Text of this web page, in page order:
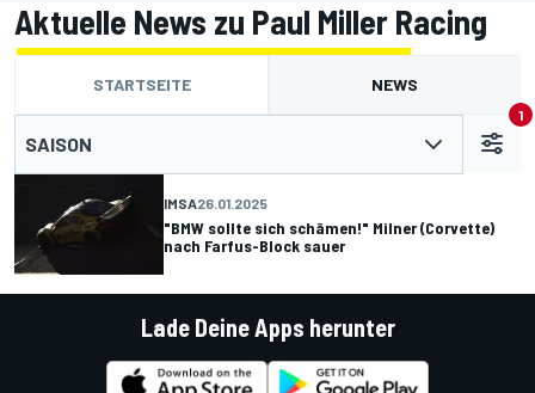
Aktuelle News zu Paul Miller Racing
STARTSEITE NEWS
SAISON
1
IMSA26.01.2025
"BMW sollte sich schämen!" Milner (Corvette)
nach Farfus-Block sauer
Lade Deine Apps herunter